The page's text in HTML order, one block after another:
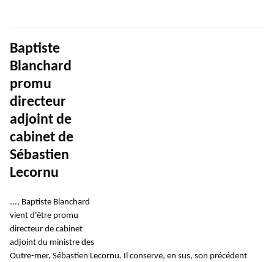
Baptiste
Blanchard
promu
directeur
adjoint de
cabinet de
Sébastien
Lecornu
..., Baptiste Blanchard
vient d'être promu
directeur de cabinet
adjoint du ministre des
Outre-mer, Sébastien Lecornu. Il conserve, en sus, son précédent